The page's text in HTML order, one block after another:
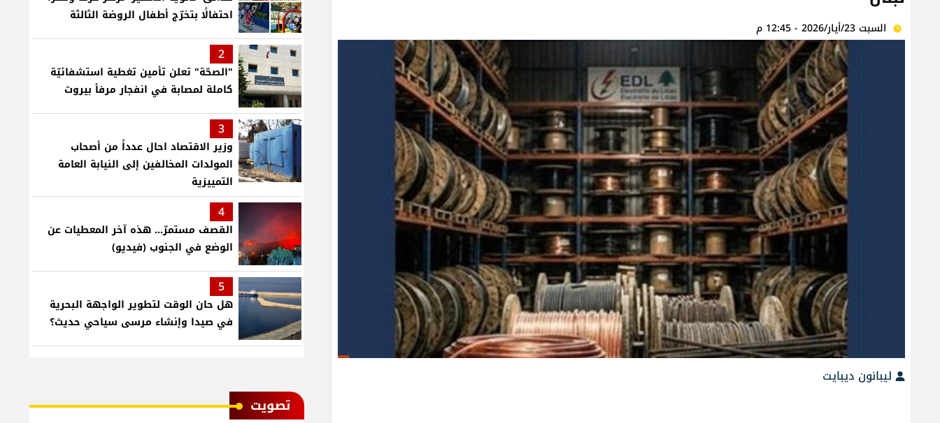
السبت 23/أيار/2026 - 12:45 م
ليبانون ديبايت
احتفالًا بتخرّج أطفال الروضة الثالثة
2
"الصحّة" تعلن تأمين تغطية استشفائيّة
كاملة لمصابة في انفجار مرفأ بيروت
3
وزير الاقتصاد احال عدداً من أصحاب
المولدات المخالفين إلى النيابة العامة
التمييزية
4
القصف مستمرّ... هذه آخر المعطيات عن
الوضع في الجنوب (فيديو)
5
هل حان الوقت لتطوير الواجهة البحرية
في صيدا وإنشاء مرسى سياحي حديث؟
ﺗﺼﻮﻳﺖ